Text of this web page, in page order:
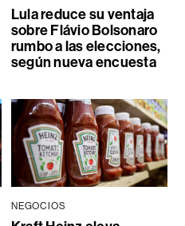
Lula reduce su ventaja
sobre Flávio Bolsonaro
rumbo a las elecciones,
según nueva encuesta
NEGOCIOS